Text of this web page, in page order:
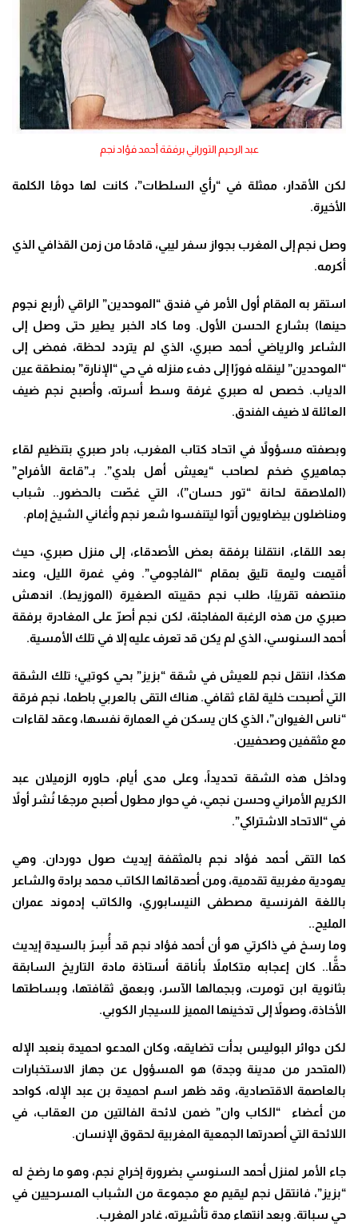
عبد الرحيم التوراني برفقة أحمد فؤاد نجم
لكن الأقدار، ممثلة في “رأي السلطات”، كانت لها دومًا الكلمة
الأخيرة.
وصل نجم إلى المغرب بجواز سفر ليبي، قادمًا من زمن القذافي الذي
أكرمه.
استقر به المقام أول الأمر في فندق “الموحدين” الراقي (أربع نجوم
حينها) بشارع الحسن الأول. وما كاد الخبر يطير حتى وصل إلى
الشاعر والرياضي أحمد صبري، الذي لم يتردد لحظة، فمضى إلى
“الموحدين” لينقله فورًا إلى دفء منزله في حي “الإنارة” بمنطقة عين
الدياب.خصص له صبري غرفة وسط أسرته، وأصبح نجم ضيف
العائلة لا ضيف الفندق.
وبصفته مسؤولاً في اتحاد كتاب المغرب، بادر صبري بتنظيم لقاء
جماهيري ضخم لصاحب “يعيش أهل بلدي”. بـ”قاعة الأفراح”
(الملاصقة لحانة “تور حسان”)، التي غصّت بالحضور.. شباب
ومناضلون بيضاويون أتوا ليتنفسوا شعر نجم وأغاني الشيخ إمام.
بعد اللقاء، انتقلنا برفقة بعض الأصدقاء، إلى منزل صبري، حيث
أقيمت وليمة تليق بمقام “الفاجومي”. وفي غمرة الليل، وعند
منتصفه تقريبًا، طلب نجم حقيبته الصغيرة (الموزيط). اندهش
صبري من هذه الرغبة المفاجئة، لكن نجم أصرّ على المغادرة برفقة
أحمد السنوسي، الذي لم يكن قد تعرف عليه إلا في تلك الأمسية.
هكذا، انتقل نجم للعيش في شقة “بزيز” بحي كوتيي؛ تلك الشقة
التي أصبحت خلية لقاء ثقافي. هناك التقى بالعربي باطما، نجم فرقة
“ناس الغيوان”، الذي كان يسكن في العمارة نفسها، وعقد لقاءات
مع مثقفين وصحفيين.
وداخل هذه الشقة تحديداً، وعلى مدى أيام، حاوره الزميلان عبد
الكريم الأمراني وحسن نجمي، في حوار مطول أصبح مرجعًا نُشر أولاً
في “الاتحاد الاشتراكي”.
كما التقى أحمد فؤاد نجم بالمثقفة إيديث صول دوردان. وهي
يهودية مغربية تقدمية، ومن أصدقائها الكاتب محمد برادة والشاعر
باللغة الفرنسية مصطفى النيسابوري، والكاتب إدموند عمران
المليح..
وما رسخ في ذاكرتي هو أن أحمد فؤاد نجم قد أُسِرَ بالسيدة إيديث
حقًّا.. كان إعجابه متكاملاً بأناقة أستاذة مادة التاريخ السابقة
بثانوية ابن تومرت، وبجمالها الآسر، وبعمق ثقافتها، وبساطتها
الأخاذة، وصولاً إلى تدخينها المميز للسيجار الكوبي.
لكن دوائر البوليس بدأت تضايقه، وكان المدعو احميدة بنعبد الإله
(المتحدر من مدينة وجدة) هو المسؤول عن جهاز الاستخبارات
بالعاصمة الاقتصادية، وقد ظهر اسم احميدة بن عبد الإله، كواحد
من أعضاء “الكاب وان” ضمن لائحة الفالتين من العقاب، في
اللائحة التي أصدرتها الجمعية المغربية لحقوق الإنسان.
جاء الأمر لمنزل أحمد السنوسي بضرورة إخراج نجم، وهو ما رضخ له
“بزيز”، فانتقل نجم ليقيم مع مجموعة من الشباب المسرحيين في
حي سباتة. وبعد انتهاء مدة تأشيرته، غادر المغرب.